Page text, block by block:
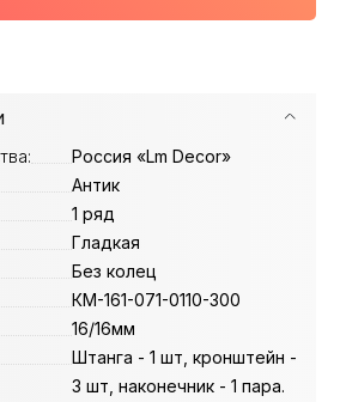
Россия «Lm Decor»
Антик
1 ряд
Гладкая
Без колец
КМ-161-071-0110-300
16/16мм
Штанга - 1 шт, кронштейн -
3 шт, наконечник - 1 пара.